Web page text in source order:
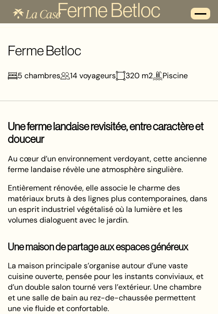
Ferme Betloc
Ferme Betloc
5 chambres 14voyageurs 320 m2 Piscine
Une ferme landaise revisitée, entre caractère et
douceur
Au cœur d’un environnement verdoyant, cette ancienne
ferme landaise révèle une atmosphère singulière.
Entièrement rénovée, elle associe le charme des
matériaux bruts à des lignes plus contemporaines, dans
un esprit industriel végétalisé où la lumière et les
volumes dialoguent avec le jardin.
Une maison de partage aux espaces généreux
La maison principale s’organise autour d’une vaste
cuisine ouverte, pensée pour les instants conviviaux, et
d’un double salon tourné vers l’extérieur. Une chambre
et une salle de bain au rez-de-chaussée permettent
une vie fluide et confortable.